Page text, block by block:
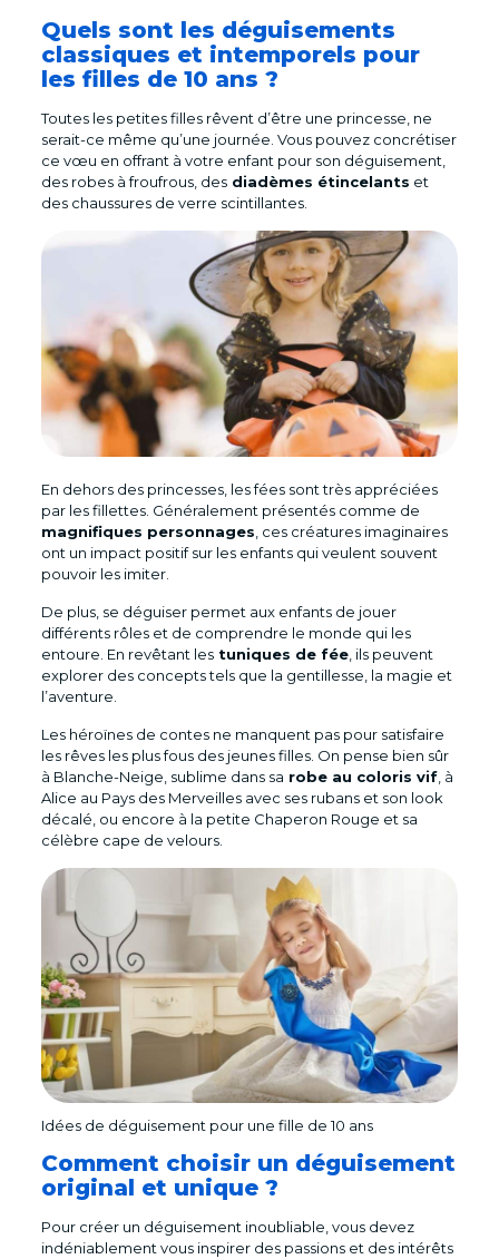
Quels sont les déguisements
classiques et intemporels pour
les filles de 10 ans ?
Toutes les petites filles rêvent d’être une princesse, ne
serait-ce même qu’une journée. Vous pouvez concrétiser
ce vœu en offrant à votre enfant pour son déguisement,
des robes à froufrous, desdiadèmes étincelants et
des chaussures de verre scintillantes.
En dehors des princesses, les fées sont très appréciées
par les fillettes. Généralement présentés comme de
magnifiques personnages , ces créatures imaginaires
ont un impact positif sur les enfants qui veulent souvent
pouvoir les imiter.
De plus, se déguiser permet aux enfants de jouer
différents rôles et de comprendre le monde qui les
entoure. En revêtant lestuniques de fée, ils peuvent
explorer des concepts tels que la gentillesse, la magie et
l’aventure.
Les héroïnes de contes ne manquent pas pour satisfaire
les rêves les plus fous des jeunes filles. On pense bien sûr
à Blanche-Neige, sublime dans sa robe au coloris vif, à
Alice au Pays des Merveilles avec ses rubans et son look
décalé, ou encore à la petite Chaperon Rouge et sa
célèbre cape de velours.
Idées de déguisement pour une fille de 10 ans
Comment choisir un déguisement
original et unique ?
Pour créer un déguisement inoubliable, vous devez
indéniablement vous inspirer des passions et des intérêts